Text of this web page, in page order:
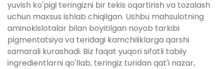
yuvish ko'pigi teringizni bir tekis oqartirish va tozalash
uchun maxsus ishlab chiqilgan. Ushbu mahsulotning
aminokislotalar bilan boyitilgan noyob tarkibi
pigmentatsiya va teridagi kamchiliklarga qarshi
samarali kurashadi. Biz faqat yuqori sifatli tabiiy
ingredientlarni qo'llab, teringiz turidan qat'i nazar,